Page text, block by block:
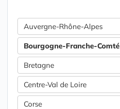
Auvergne-Rhône-Alpes
Bourgogne-Franche-Comté
Bretagne
Centre-Val de Loire
Corse